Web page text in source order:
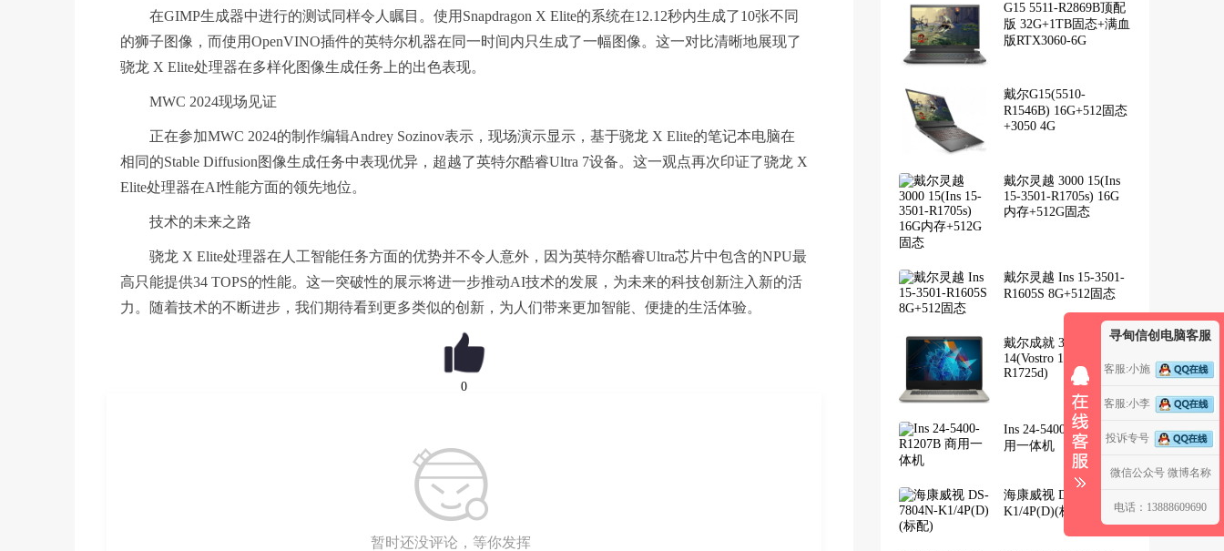
在GIMP生成器中进行的测试同样令人瞩目。使用Snapdragon X Elite的系统在12.12秒内生成了10张不同
的狮子图像，而使用OpenVINO插件的英特尔机器在同一时间内只生成了一幅图像。这一对比清晰地展现了
骁龙 X Elite处理器在多样化图像生成任务上的出色表现。
MWC 2024现场见证
正在参加MWC 2024的制作编辑Andrey Sozinov表示，现场演示显示，基于骁龙 X Elite的笔记本电脑在
相同的Stable Diffusion图像生成任务中表现优异，超越了英特尔酷睿Ultra 7设备。这一观点再次印证了骁龙 X
Elite处理器在AI性能方面的领先地位。
技术的未来之路
骁龙 X Elite处理器在人工智能任务方面的优势并不令人意外，因为英特尔酷睿Ultra芯片中包含的NPU最
高只能提供34 TOPS的性能。这一突破性的展示将进一步推动AI技术的发展，为未来的科技创新注入新的活
力。随着技术的不断进步，我们期待看到更多类似的创新，为人们带来更加智能、便捷的生活体验。
0
暂时还没评论，等你发挥
G15 5511-R2869B顶配
版 32G+1TB固态+满血
版RTX3060-6G
戴尔G15(5510-
R1546B) 16G+512固态
+3050 4G
戴尔灵越 3000 15(Ins
15-3501-R1705s) 16G
内存+512G固态
戴尔灵越 Ins 15-3501-
R1605S 8G+512固态
戴尔成就 3000
14(Vostro 14-3400-
R1725d)
Ins 24-5400-R1207B 商
用一体机
海康威视 DS-7804N-
K1/4P(D)(标配)
寻甸信创电脑客服
客服:小施
客服:小李
投诉专号
微信公众号 微博名称
电话：13888609690